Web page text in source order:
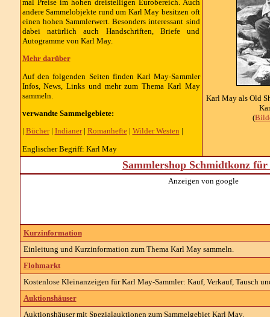
mal Preise im hohen dreistelligen Eurobereich. Auch
andere Sammelobjekte rund um Karl May besitzen oft
einen hohen Sammlerwert. Besonders interessant sind
dabei natürlich auch Handschriften, Briefe und
Autogramme von Karl May.
Mehr darüber
Auf den folgenden Seiten finden Karl May-Sammler
Infos, News, Links und mehr zum Thema Karl May
sammeln.
verwandte Sammelgebiete:
| Bücher| Indianer| Romanhefte| Wilder Westen |
Englischer Begriff: Karl May
Karl May als Old
(
Sammlershop Schmidtkonz
Anzeigen von google
Kurzinformation
Einleitung und Kurzinformation zum Thema Karl May sammeln.
Flohmarkt
Kostenlose Kleinanzeigen für Karl May-Sammler: Kauf, Verkauf, Tausch
Auktionshäuser
Auktionshäuser mit Spezialauktionen zum Sammelgebiet Karl May.